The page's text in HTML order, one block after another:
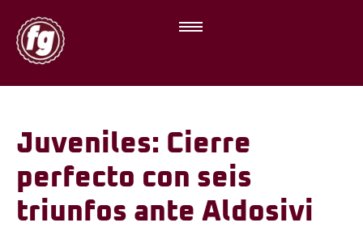
Juveniles: Cierre
perfecto con seis
triunfos ante Aldosivi